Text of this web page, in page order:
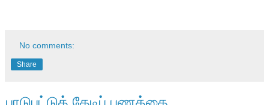
No comments:
Share
பாடுபட்டுத் தேடிப் பணத்தை. . . . . . . .